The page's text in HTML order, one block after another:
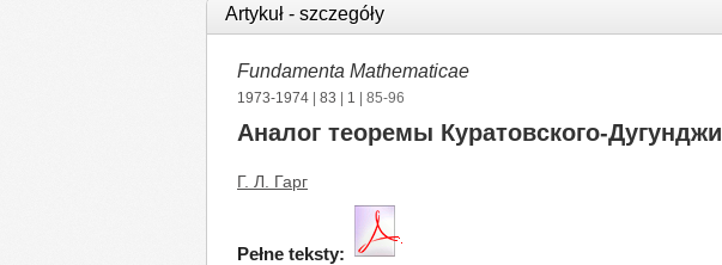
Artykuł - szczegóły
Fundamenta Mathematicae
1973-1974 83 1 | 85-96
Аналог теоремы Куратовского-Дугунджи
Г. Л. Гарг
Pełne teksty: